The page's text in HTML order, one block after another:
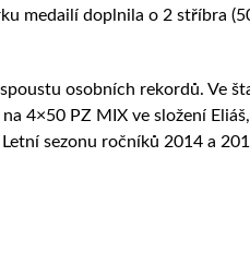
medailí doplnila o 2 stříbra
osobních rekordů. Ve
4×50 PZ MIX ve složení
sezonu ročníků 2014 a